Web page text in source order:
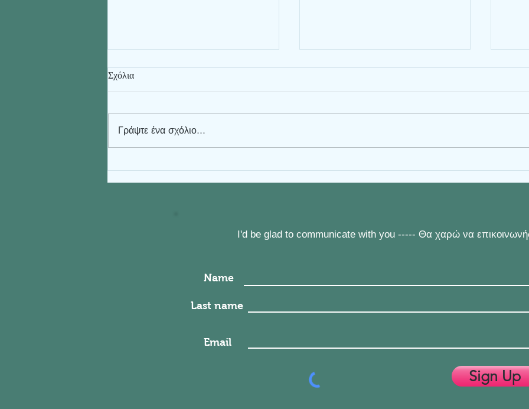
πώς η συγκέντρωση σε ένα
Fois στον Ozzy66Radio
Σχόλια
Γράψτε ένα σχόλιο...
Name
Last name
Email
Sign Up
I'd be glad to communicate with you ----- Θα χαρώ να